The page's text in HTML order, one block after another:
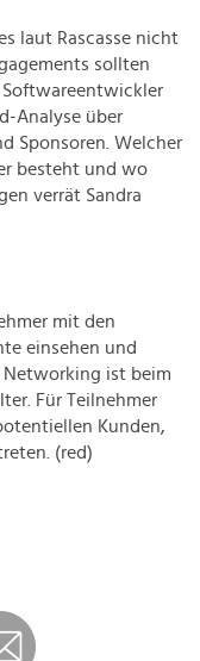
laut Rascasse nicht
sollten
Analyse über
Sponsoren. Welcher
besteht und wo
verrät Sandra
mit den
einsehen und
Networking ist beim
Für Teilnehmer
Kunden,
(red)